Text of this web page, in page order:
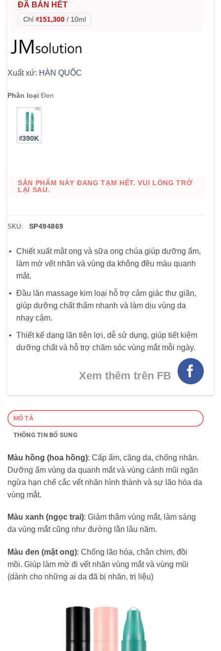
ĐÃ BÁN HẾT
Chỉ ₫151,300 / 10ml
Xuất xứ: HÀN QUỐC
Phân loại:Đen
₫390K
SẢN PHẨM NÀY ĐANG TẠM HẾT. VUI LÒNG TRỞ
LẠI SAU.
SKU: SP494869
Chiết xuất mật ong và sữa ong chúa giúp dưỡng ẩm,
làm mờ vết nhăn và vùng da không đều màu quanh
mắt.
Đầu lăn massage kim loại hỗ trợ cảm giác thư giãn,
giúp dưỡng chất thấm nhanh và làm dịu vùng da
nhạy cảm.
Thiết kế dạng lăn tiện lợi, dễ sử dụng, giúp tiết kiệm
dưỡng chất và hỗ trợ chăm sóc vùng mắt mỗi ngày.
Xem thêm trên FB
MÔ TẢ
THÔNG TIN BỔ SUNG
Màu hồng (hoa hồng): Cấp ẩm, căng da, chống nhăn.
Dưỡng ẩm vùng da quanh mắt và vùng cánh mũi ngăn
ngừa hạn chế cắc vết nhăn hình thành và sự lão hóa da
vùng mắt.
Màu xanh (ngọc trai): Giảm thâm vùng mắt, làm sáng
da vùng mắt cũng như đường lằn lâu năm.
Màu đen (mật ong): Chống lão hóa, chân chim, đồi
mồi. Giúp làm mờ đi vết nhăn vùng mắt và vùng mũi
(dành cho những ai da đã bị nhăn, trị liệu)